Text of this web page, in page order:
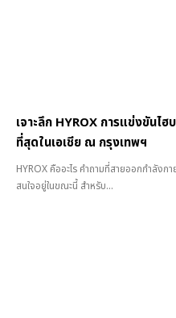
เจาะลึก HYROX การแข่งขันไ
ที่สุดในเอเชีย ณ กรุงเทพฯ
HYROX คืออะไร คำถามที่สายออกกำลังก
สนใจอยู่ในขณะนี้ สำหรับ...